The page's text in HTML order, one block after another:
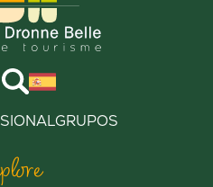
GRUPOS